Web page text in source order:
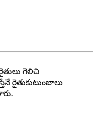
గెలిచి
రైతుకుటుంబాలు